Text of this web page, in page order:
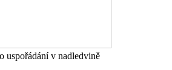
uspořádání v nadledvině